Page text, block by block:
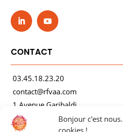
Bonjour c'est
cookies !
CONTACT
03.45.18.23.20
contact@rfvaa.com
1 Avenue Garibaldi
21000 Dijon